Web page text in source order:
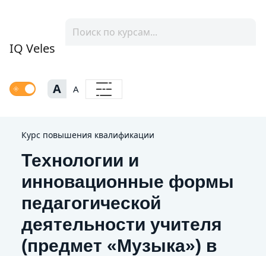
IQ Veles
A A
Курс повышения квалификации
Технологии и
инновационные формы
педагогической
деятельности учителя
(предмет «Музыка») в